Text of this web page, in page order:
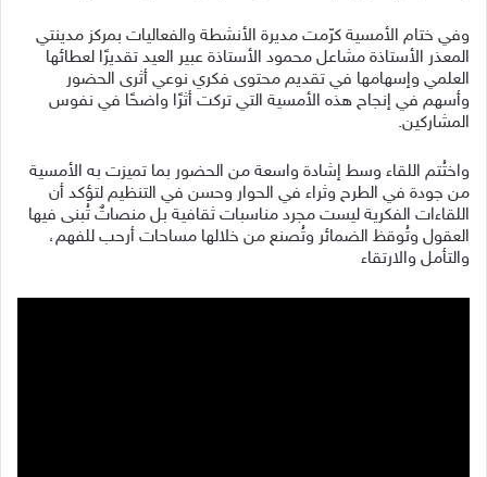
وفي ختام الأمسية كرّمت مديرة الأنشطة والفعاليات بمركز مدينتي
المعذر الأستاذة مشاعل محمود الأستاذة عبير العيد تقديرًا لعطائها
العلمي وإسهامها في تقديم محتوى فكري نوعي أثرى الحضور
وأسهم في إنجاح هذه الأمسية التي تركت أثرًا واضحًا في نفوس
المشاركين.
واختُتم اللقاء وسط إشادة واسعة من الحضور بما تميزت به الأمسية
من جودة في الطرح وثراء في الحوار وحسن في التنظيم لتؤكد أن
اللقاءات الفكرية ليست مجرد مناسبات ثقافية بل منصاتٌ تُبنى فيها
العقول وتُوقظ الضمائر وتُصنع من خلالها مساحات أرحب للفهم،
والتأمل والارتقاء